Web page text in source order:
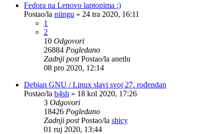
Fedora na Lenovo laptopima :)
Postao/la niingu » 24 tra 2020, 16:11
1
2
10 Odgovori
26884 Pogledano
Zadnji postPostao/la anetlu
08 pro 2020, 12:14
Debian GNU / Linux slavi svoj 27. rođendan
Postao/la b4sh » 18 kol 2020, 17:26
3 Odgovori
18426 Pogledano
Zadnji postPostao/la shicy
01 ruj 2020, 13:44